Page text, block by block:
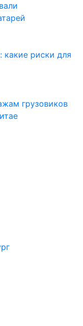
какие риски для
грузовиков